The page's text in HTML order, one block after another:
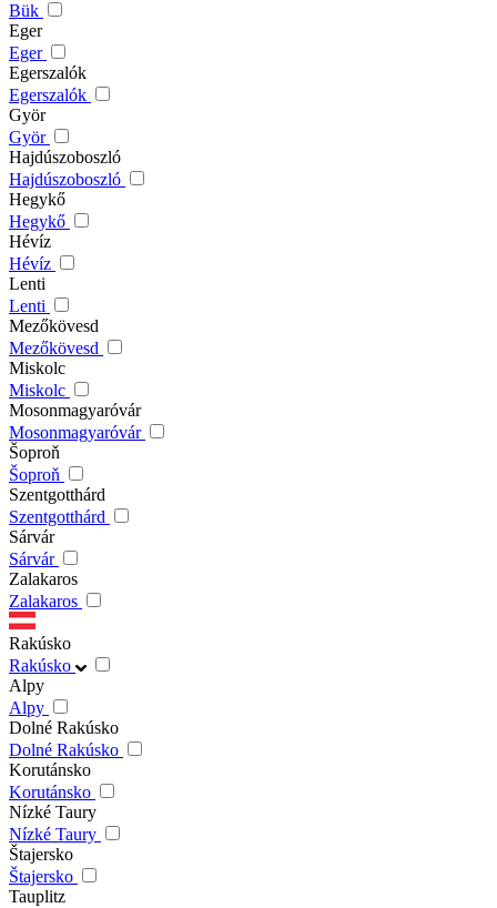
Bük
Eger
Eger
Egerszalók
Egerszalók
Györ
Györ
Hajdúszoboszló
Hajdúszoboszló
Hegykő
Hegykő
Hévíz
Hévíz
Lenti
Lenti
Mezőkövesd
Mezőkövesd
Miskolc
Miskolc
Mosonmagyaróvár
Mosonmagyaróvár
Šoproň
Šoproň
Szentgotthárd
Szentgotthárd
Sárvár
Sárvár
Zalakaros
Zalakaros
Rakúsko
Rakúsko
Alpy
Alpy
Dolné Rakúsko
Dolné Rakúsko
Korutánsko
Korutánsko
Nízké Taury
Nízké Taury
Štajersko
Štajersko
Tauplitz